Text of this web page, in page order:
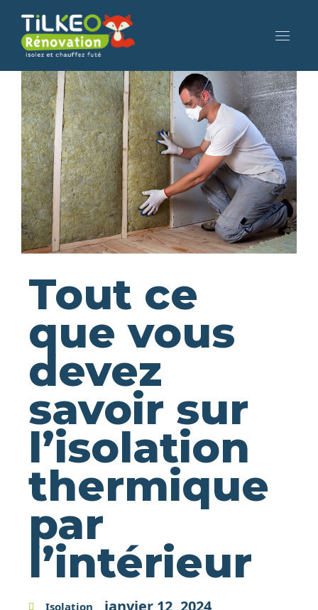
Tout ce
que vous
devez
savoir sur
l’isolation
thermique
par
l’intérieur
Isolation janvier 12, 2024